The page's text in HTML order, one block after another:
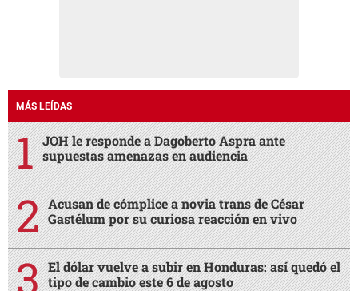
MÁS LEÍDAS
JOH le responde a Dagoberto Aspra ante
supuestas amenazas en audiencia
Acusan de cómplice a novia trans de César
Gastélum por su curiosa reacción en vivo
El dólar vuelve a subir en Honduras: así quedó el
tipo de cambio este 6 de agosto